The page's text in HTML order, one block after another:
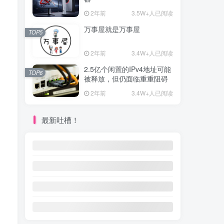
2年前 3.5W+人已阅读
万事屋就是万事屋
2年前 3.4W+人已阅读
TOP5
2.5亿个闲置的IPv4地址可能
被释放，但仍面临重重阻碍
2年前 3.4W+人已阅读
TOP6
最新吐槽！